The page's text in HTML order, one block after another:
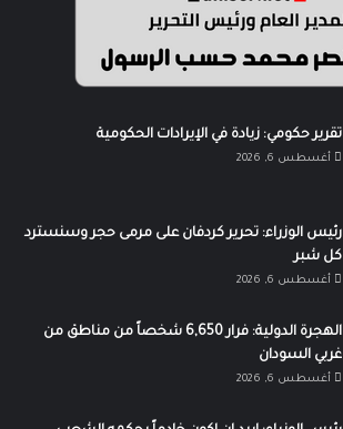
تقرير حكومي: زيادة في الإيرادات الحكومية
أغسطس 6, 2026
رئيس الوزراء: تحرير كردفان على مرمى حجر وسنسترد
كل شبر
أغسطس 6, 2026
الهجرة الدولية: فرار 6,650 شخصاً من مناطق من
غربي السودان
أغسطس 6, 2026